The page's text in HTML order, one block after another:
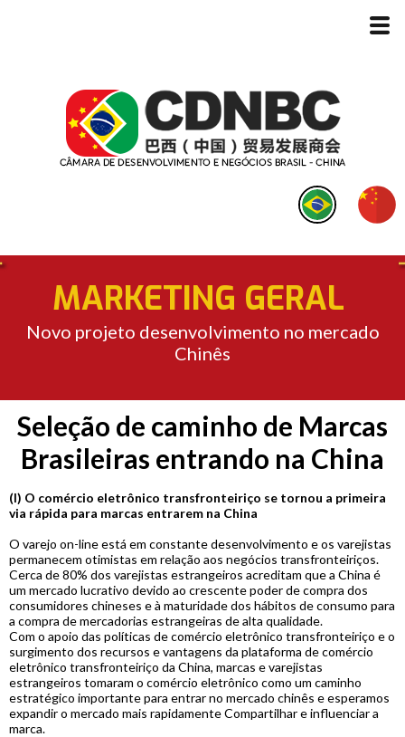
MARKETING GERAL
Novo projeto desenvolvimento no mercado
Chinês
Seleção de caminho de Marcas
Brasileiras entrando na China
(I) O comércio eletrônico transfronteiriço se tornou a primeira
via rápida para marcas entrarem na China
O varejo on-line está em constante desenvolvimento e os varejistas
permanecem otimistas em relação aos negócios transfronteiriços.
Cerca de 80% dos varejistas estrangeiros acreditam que a China é
um mercado lucrativo devido ao crescente poder de compra dos
consumidores chineses e à maturidade dos hábitos de consumo para
a compra de mercadorias estrangeiras de alta qualidade.
Com o apoio das políticas de comércio eletrônico transfronteiriço e o
surgimento dos recursos e vantagens da plataforma de comércio
eletrônico transfronteiriço da China, marcas e varejistas
estrangeiros tomaram o comércio eletrônico como um caminho
estratégico importante para entrar no mercado chinês e esperamos
expandir o mercado mais rapidamente Compartilhar e influenciar a
marca.